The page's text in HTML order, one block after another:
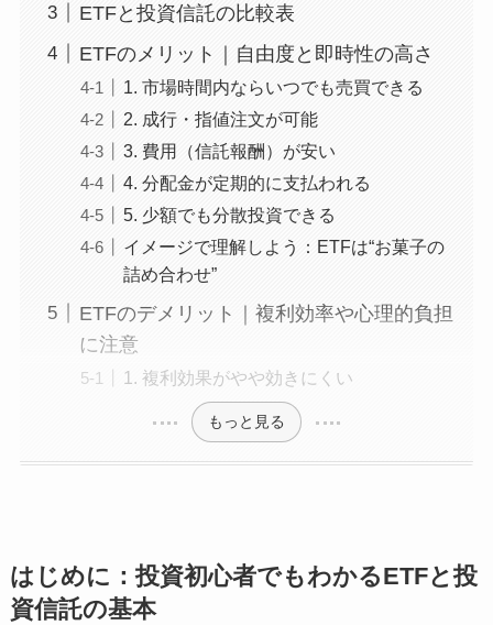
ETFと投資信託の比較表
ETFのメリット｜自由度と即時性の高さ
1. 市場時間内ならいつでも売買できる
2. 成行・指値注文が可能
3. 費用（信託報酬）が安い
4. 分配金が定期的に支払われる
5. 少額でも分散投資できる
イメージで理解しよう：ETFは“お菓子の
詰め合わせ”
ETFのデメリット｜複利効率や心理的負担
に注意
1. 複利効果がやや効きにくい
もっと見る
はじめに：投資初心者でもわかるETFと投
資信託の基本